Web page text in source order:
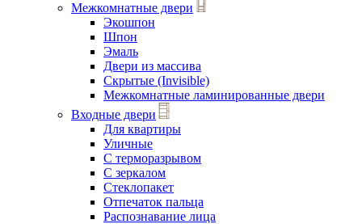
Межкомнатные двери
Экошпон
Шпон
Эмаль
Двери из массива
Скрытые (Invisible)
Межкомнатные ламинированные двери
Входные двери
Для квартиры
Уличные
С терморазрывом
С зеркалом
Стеклопакет
Отпечаток пальца
Распознавание лица